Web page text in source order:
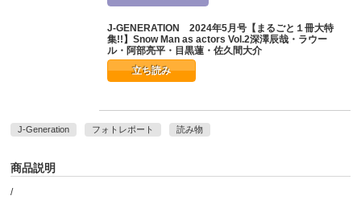
J-GENERATION 2024年5月号【まるごと１冊大特
集!!】Snow Man as actors Vol.2深澤辰哉・ラウー
ル・阿部亮平・目黒蓮・佐久間大介
立ち読み
J-Generation フォトレポート 読み物
商品説明
/